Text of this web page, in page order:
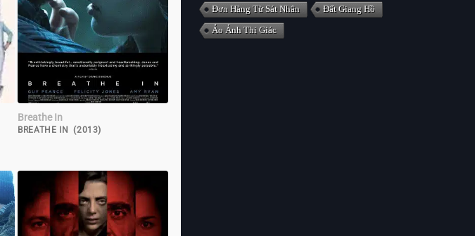
Breathe In
BREATHE IN (2013)
Đơn Hàng Từ Sát Nhân
Đất Giang Hồ
Ảo Ảnh Thị Giác